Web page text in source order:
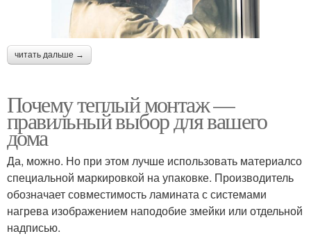
читать дальше →
Почему теплый монтаж —
правильный выбор для вашего
дома
Да, можно. Но при этом лучше использовать материалсо
специальной маркировкой на упаковке. Производитель
обозначает совместимость ламината с системами
нагрева изображением наподобие змейки или отдельной
надписью.